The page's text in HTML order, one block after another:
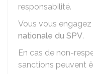
responsabilité.
Vous vous
nationale du SPV.
En cas de non-
sanctions peuvent